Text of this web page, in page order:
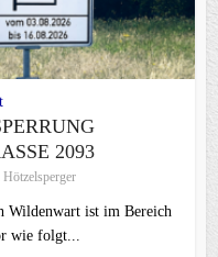
2093
Wildenwart ist im Bereich
wie folgt...